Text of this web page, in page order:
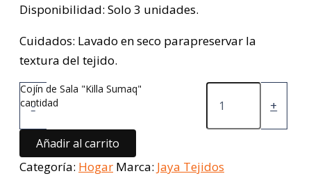
Disponibilidad: Solo 3 unidades.
Cuidados: Lavado en seco parapreservar la
textura del tejido.
-
Cojín de Sala "Killa Sumaq"
cantidad
+
Añadir al carrito
Categoría: Hogar Marca: Jaya Tejidos